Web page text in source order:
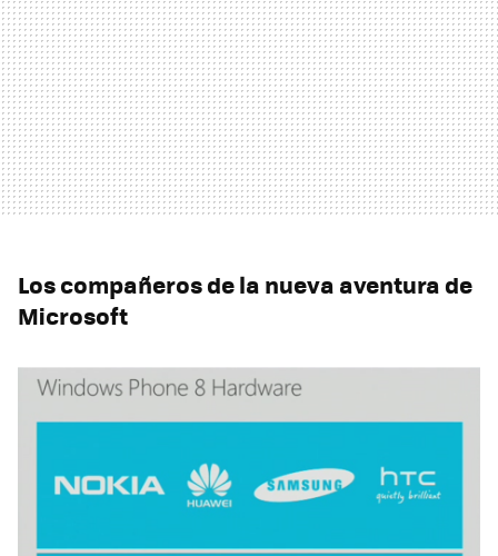
Los compañeros de la nueva aventura de
Microsoft